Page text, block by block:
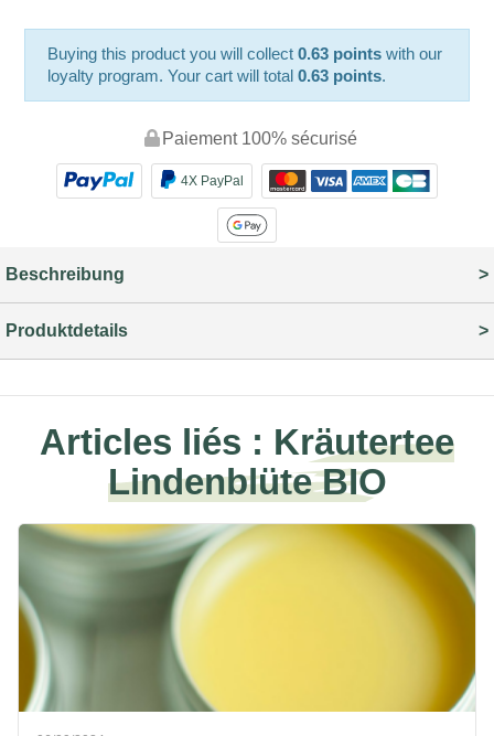
Buying this product you will collect0.63 points with our
loyalty program. Your cart will total0.63 points.
Paiement 100% sécurisé
4X PayPal
Beschreibung
Produktdetails
Articles liés : Kräutertee
Lindenblüte BIO